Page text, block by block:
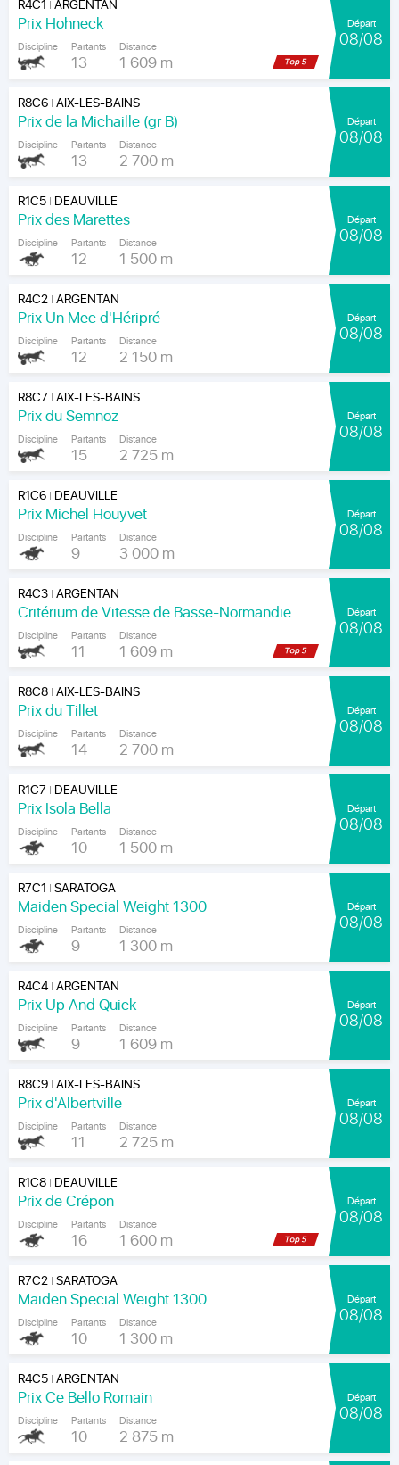
R4C1 |ARGENTAN
Prix Hohneck
Discipline Partants
13
Distance
1 609 m
Départ
08/08
R8C6|AIX-LES-BAINS
Prix de la Michaille (gr B)
Discipline Partants
13
Distance
2 700 m
Départ
08/08
R1C5| DEAUVILLE
Prix des Marettes
Discipline Partants
12
Distance
1 500 m
Départ
08/08
R4C2|ARGENTAN
Prix Un Mec d'Héripré
Discipline Partants
12
Distance
2 150 m
Départ
08/08
R8C7 |AIX-LES-BAINS
Prix du Semnoz
Discipline Partants
15
Distance
2 725 m
Départ
08/08
R1C6| DEAUVILLE
Prix Michel Houyvet
Discipline Partants
9
Distance
3 000 m
Départ
08/08
R4C3|ARGENTAN
Critérium de Vitesse de Basse-Normandie
Discipline Partants
11
Distance
1 609 m
Départ
08/08
R8C8|AIX-LES-BAINS
Prix du Tillet
Discipline Partants
14
Distance
2 700 m
Départ
08/08
R1C7 | DEAUVILLE
Prix Isola Bella
Discipline Partants
10
Distance
1 500 m
Départ
08/08
R7C1 |SARATOGA
Maiden Special Weight 1300
Discipline Partants
9
Distance
1 300 m
Départ
08/08
R4C4|ARGENTAN
Prix Up And Quick
Discipline Partants
9
Distance
1 609 m
Départ
08/08
R8C9|AIX-LES-BAINS
Prix d'Albertville
Discipline Partants
11
Distance
2 725 m
Départ
08/08
R1C8| DEAUVILLE
Prix de Crépon
Discipline Partants
16
Distance
1 600 m
Départ
08/08
R7C2|SARATOGA
Maiden Special Weight 1300
Discipline Partants
10
Distance
1 300 m
Départ
08/08
R4C5|ARGENTAN
Prix Ce Bello Romain
Discipline Partants
10
Distance
2 875 m
Départ
08/08